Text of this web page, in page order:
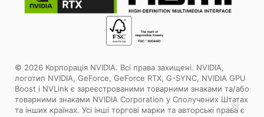
✕
© 2026 Корпорація NVIDIA. Всі права захищені. NVIDIA,
логотип NVIDIA, GeForce, GeForce RTX, G-SYNC, NVIDIA GPU
Boost і NVLink є зареєстрованими товарними знаками та/або
товарними знаками NVIDIA Corporation у Сполучених Штатах
та інших країнах. Усі інші торгові марки та авторські права є